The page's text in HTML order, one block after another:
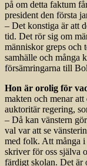
på om detta faktum
president den första
– Det konstiga är att
tid. Det rör sig om
människor greps och
samhälle och många
försämringarna till
Hon är orolig för
makten och menar
auktoritär regering,
– Då kan vänstern
val var att se
med folk. Att många
skriver för oss själva
färdigt skolan. Det är